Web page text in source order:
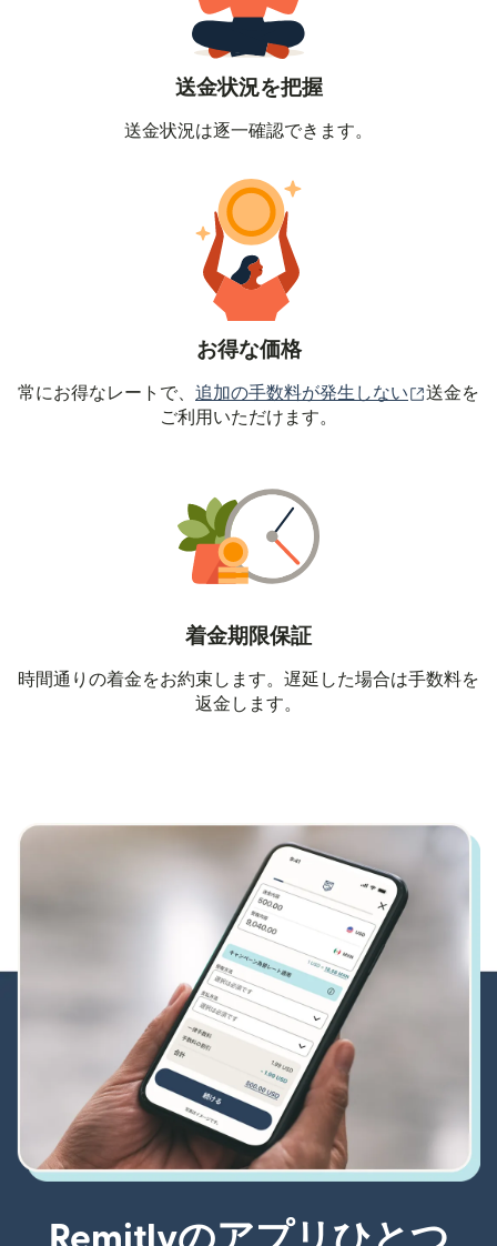
送金状況を把握
送金状況は逐一確認できます。
お得な価格
常にお得なレートで、 追加の手数料が発生しない （別ウ
送金を
ご利用いただけます。
着金期限保証
時間通りの着金をお約束します。遅延した場合は手数料を
返金します。
Remitlyのアプリひとつ